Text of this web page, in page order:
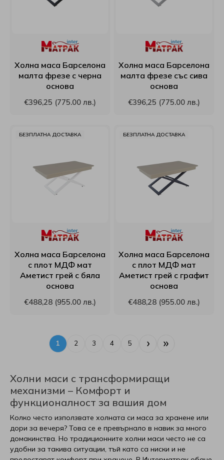
Холна маса Барселона
малта фрезе с черна
основа
€396,25 (775.00 лв.)
Холна маса Барселона
малта фрезе със сива
основа
€396,25 (775.00 лв.)
БЕЗПЛАТНА ДОСТАВКА
Холна маса Барселона
с плот МДФ мат
Аметист грей с бяла
основа
€488,28 (955.00 лв.)
БЕЗПЛАТНА ДОСТАВКА
Холна маса Барселона
с плот МДФ мат
Аметист грей с графит
основа
€488,28 (955.00 лв.)
1 2 3 4 5 › »
Холни маси с трансформиращи
механизми – Комфорт и
функционалност за вашия дом
Колко често използвате холната си маса за хранене или
дори за вечеря? Това се е превърнало в навик за много
домакинства. Но традиционните холни маси често не са
удобни за такива ситуации, тъй като са ниски и не